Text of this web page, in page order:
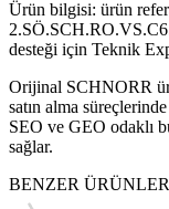
Ürün bilgisi: ürün
desteği için Teknik
Orijinal SCHNORR
satın alma
SEO ve GEO odaklı
sağlar.
BENZER ÜRÜNLER